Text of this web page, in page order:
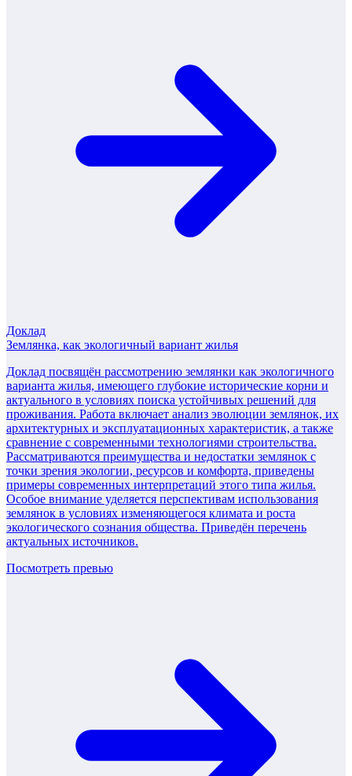
Доклад
Землянка, как экологичный вариант жилья
Доклад посвящён рассмотрению землянки как экологичного
варианта жилья, имеющего глубокие исторические корни и
актуального в условиях поиска устойчивых решений для
проживания. Работа включает анализ эволюции землянок, их
архитектурных и эксплуатационных характеристик, а также
сравнение с современными технологиями строительства.
Рассматриваются преимущества и недостатки землянок с
точки зрения экологии, ресурсов и комфорта, приведены
примеры современных интерпретаций этого типа жилья.
Особое внимание уделяется перспективам использования
землянок в условиях изменяющегося климата и роста
экологического сознания общества. Приведён перечень
актуальных источников.
Посмотреть превью